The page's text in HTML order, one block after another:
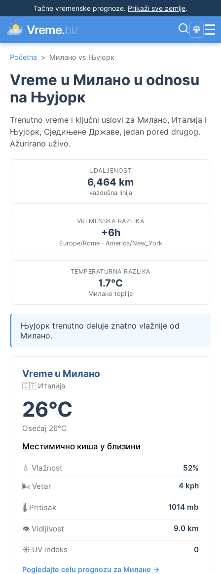
Tačne vremenske prognoze. Prikaži sve zemlje.
Vreme.biz 🌐 ☰
Početna > Милано vs Њујорк
Vreme u Милано u odnosu
na Њујорк
Trenutno vreme i ključni uslovi za Милано, Италија i
Њујорк, Сједињене Државе, jedan pored drugog.
Ažurirano uživo.
UDALJENOST
6,464 km
vazdušna linija
VREMENSKA RAZLIKA
+6h
Europe/Rome · America/New_York
TEMPERATURNA RAZLIKA
1.7°C
Милано toplije
Њујорк trenutno deluje znatno vlažnije od
Милано.
Vreme u Милано
🇮🇹 Италија
26°C
Osećaj 26°C
Местимично киша у близини
💧 Vlažnost
52%
🌬️ Vetar
4 kph
🌡️ Pritisak 1014 mb
👁️ Vidljivost 9.0 km
☀️ UV indeks 0
Pogledajte celu prognozu za Милано →